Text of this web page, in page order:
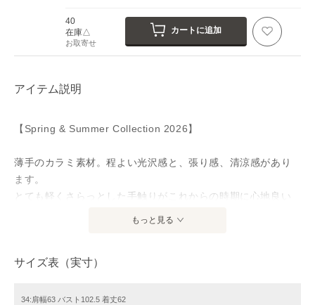
40
在庫△
お取寄せ
カートに追加
アイテム説明
【Spring & Summer Collection 2026】
薄手のカラミ素材。程よい光沢感と、張り感、清涼感があり
ます。
とても軽くさらっとした手触りがこれからの時期に心地良い
狭めのダブルなので、釦を留めて着用しても軽やかな印象で
もっと見る
サイズ表（実寸）
34:肩幅63 バスト102.5 着丈62